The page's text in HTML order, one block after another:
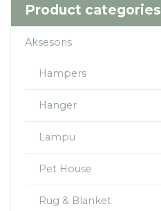
Product categories
Aksesoris
Hampers
Hanger
Lampu
Pet House
Rug & Blanket